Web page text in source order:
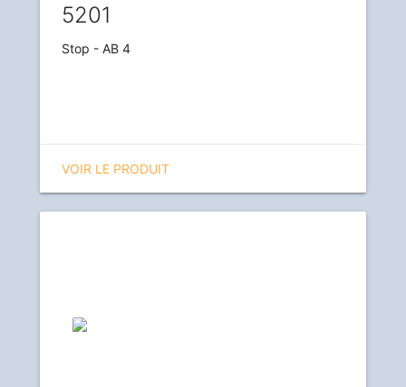
5201
Stop - AB 4
VOIR LE PRODUIT